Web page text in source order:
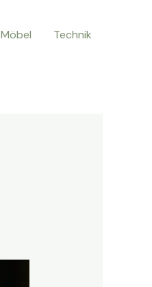
Möbel Technik